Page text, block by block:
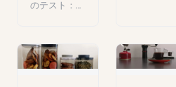
のテスト：
的なデジタル
メニュー、ほ
ぼゼロの保